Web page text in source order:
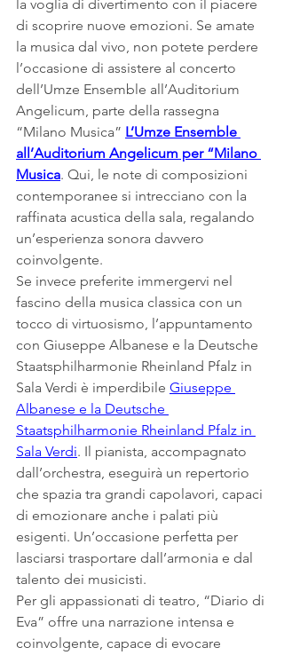
la voglia di divertimento con il piacere
di scoprire nuove emozioni. Se amate
la musica dal vivo, non potete perdere
l’occasione di assistere al concerto
dell’Umze Ensemble all’Auditorium
Angelicum, parte della rassegna
“Milano Musica” L’Umze Ensemble
all’Auditorium Angelicum per “Milano
Musica. Qui, le note di composizioni
contemporanee si intrecciano con la
raffinata acustica della sala, regalando
un’esperienza sonora davvero
coinvolgente.
Se invece preferite immergervi nel
fascino della musica classica con un
tocco di virtuosismo, l’appuntamento
con Giuseppe Albanese e la Deutsche
Staatsphilharmonie Rheinland Pfalz in
Sala Verdi è imperdibile Giuseppe
Albanese e la Deutsche
Staatsphilharmonie Rheinland Pfalz in
Sala Verdi. Il pianista, accompagnato
dall’orchestra, eseguirà un repertorio
che spazia tra grandi capolavori, capaci
di emozionare anche i palati più
esigenti. Un’occasione perfetta per
lasciarsi trasportare dall’armonia e dal
talento dei musicisti.
Per gli appassionati di teatro, “Diario di
Eva” offre una narrazione intensa e
coinvolgente, capace di evocare